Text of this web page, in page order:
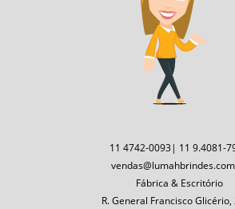
11 4742-0093| 11 9.4081-
Fábrica & Escritório
R. General Francisco Glicério,